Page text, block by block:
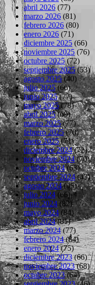
abril 2026 (77)
marzo 2026 (81)
febrero 2026 (80)
enero 2026 (71)
diciembre 2025 (66)
noviembre 2025 (76)
octubre 2025(72)
septiembre 2025(53)
agosto 2025(40)
julio 2025(66)
junio 2025(77)
mayo 2025(78)
abril 2025(69)
marzo 2025(77)
febrero 2025(70)
enero 2025(71)
diciembre 2024(72)
noviembre 2024(70)
octubre 2024(63)
septiembre 2024(43)
agosto 2024(45)
julio 2024 (66)
junio 2024 (82)
mayo 2024 (84)
abril 2024(81)
marzo 2024(77)
febrero 2024(84)
enero 2024(75)
diciembre 2023(66)
noviembre 2023(68)
octubre 2023(64)